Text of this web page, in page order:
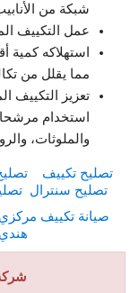
شبكة من
عمل التكييف
استهلاكه كمية
مما يقلل من
تعزيز التكييف
استخدام
والملوثات،
تصليح تكييف
تصليح سنترال
صيانة تكييف مركزي
هندي